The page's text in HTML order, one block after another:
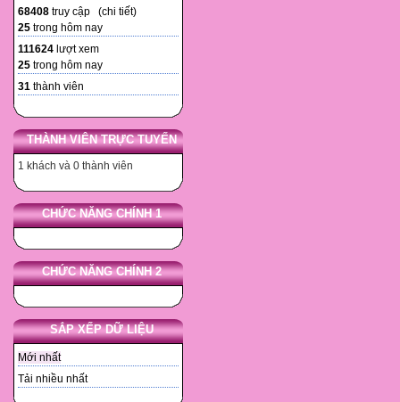
68408 truy cập (chi tiết)
25 trong hôm nay
111624 lượt xem
25 trong hôm nay
31 thành viên
THÀNH VIÊN TRỰC TUYẾN
1 khách và 0 thành viên
CHỨC NĂNG CHÍNH 1
CHỨC NĂNG CHÍNH 2
SẮP XẾP DỮ LIỆU
Mới nhất
Tải nhiều nhất